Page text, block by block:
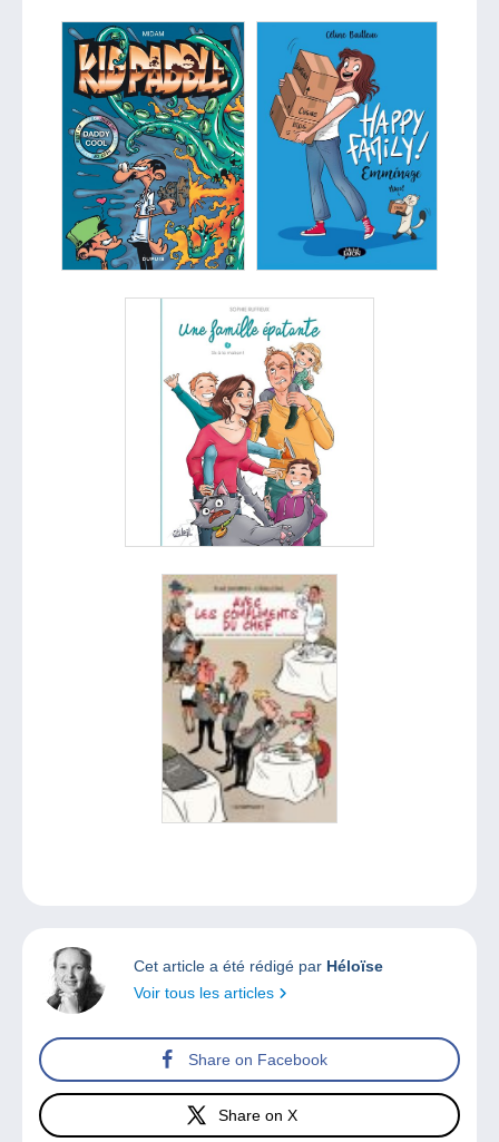
Cet article a été rédigé par Héloïse
Voir tous les articles
Share on Facebook
Share on X